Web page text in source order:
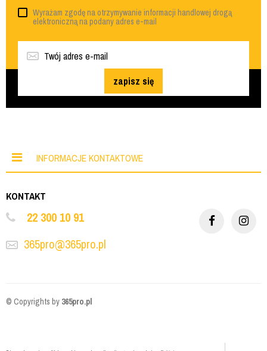
Wyrażam zgodę na otrzymywanie informacji handlowej drogą
elektroniczną na podany adres e-mail
zapisz się
INFORMACJE KONTAKTOWE
KONTAKT
22 300 10 91
365pro@365pro.pl
© Copyrights by 365pro.pl